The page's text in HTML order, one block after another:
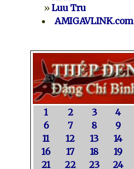
»Luu Tru
AMIGAVLINK.com
1 2 3 4
6
7 8 9
11
12 13 14
16
17 18 19
21
22 23 24